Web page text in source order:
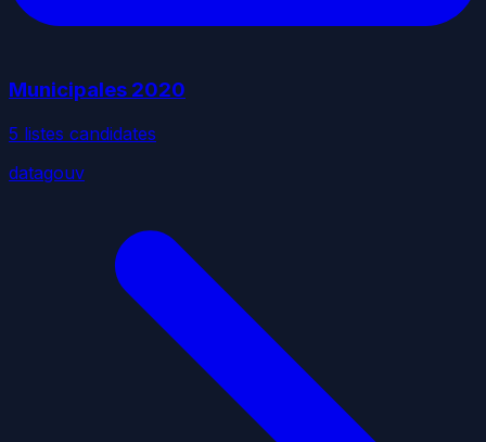
Municipales 2020
5 listes candidates
datagouv